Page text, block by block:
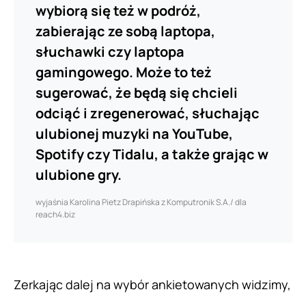
wybiorą się też w podróż,
zabierając ze sobą laptopa,
słuchawki czy laptopa
gamingowego. Może to też
sugerować, że będą się chcieli
odciąć i zregenerować, słuchając
ulubionej muzyki na YouTube,
Spotify czy Tidalu, a także grając w
ulubione gry.
wyjaśnia Karolina Pietz Drapińska z Komputronik S.A./ dla
reach4.biz
Zerkając dalej na wybór ankietowanych widzimy,